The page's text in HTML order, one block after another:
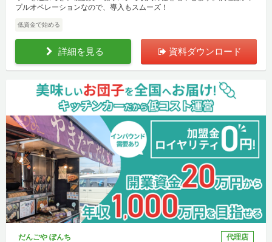
プルオペレーションなので、導入もスムーズ！
低資金で始める
詳細を見る 資料ダウンロード
だんごや ぽんち 代理店